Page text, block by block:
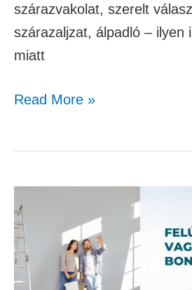
szárazvakolat, szerelt
szárazaljzat, álpadló – ilyen
miatt
Read More »
Bontani
vagy
felújítani?